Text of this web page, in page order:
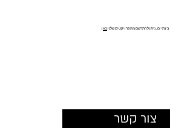
בינתיים, ניתן להתרשם מהפרויקטים שלנוכאן
צור קשר